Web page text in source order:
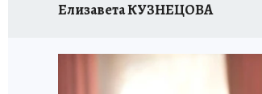
Елизавета КУЗНЕЦОВА